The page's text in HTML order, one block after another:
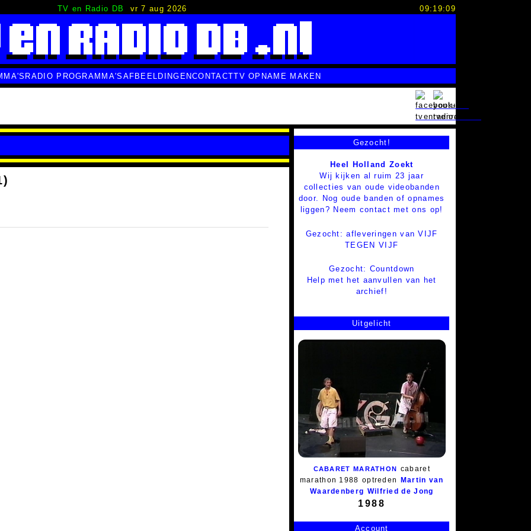
TV en Radio DB vr 7 aug 2026 09:19:09
RADIO PROGRAMMA'S AFBEELDINGENCONTACTTV OPNAME MAKEN
Gezocht!
Heel Holland Zoekt
Wij kijken al ruim 23 jaar
collecties van oude videobanden
door. Nog oude banden of opnames
liggen? Neem contact met ons op!
Gezocht: afleveringen van VIJF
TEGEN VIJF
Gezocht: Countdown
Help met het aanvullen van het
archief!
Uitgelicht
CABARET MARATHON cabaret
marathon 1988 optreden
Martin van
Waardenberg Wilfried de Jong
1988
Account